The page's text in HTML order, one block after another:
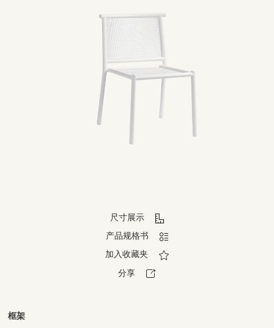
尺寸展示
产品规格书
加入收藏夹
分享
框架